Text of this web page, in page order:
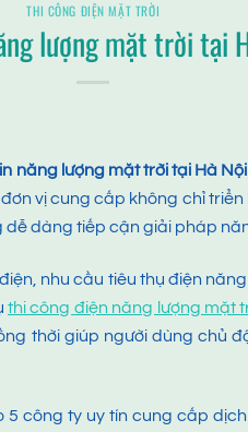
THI CÔNG ĐIỆN MẶT TRỜI
lượng mặt trời tại
năng lượng mặt trời tại Hà Nội
vị cung cấp không chỉ
dàng tiếp cận giải pháp
nhu cầu tiêu thụ điện
thi công điện năng lượng mặt
thời giúp người dùng chủ
5 công ty uy tín cung cấp